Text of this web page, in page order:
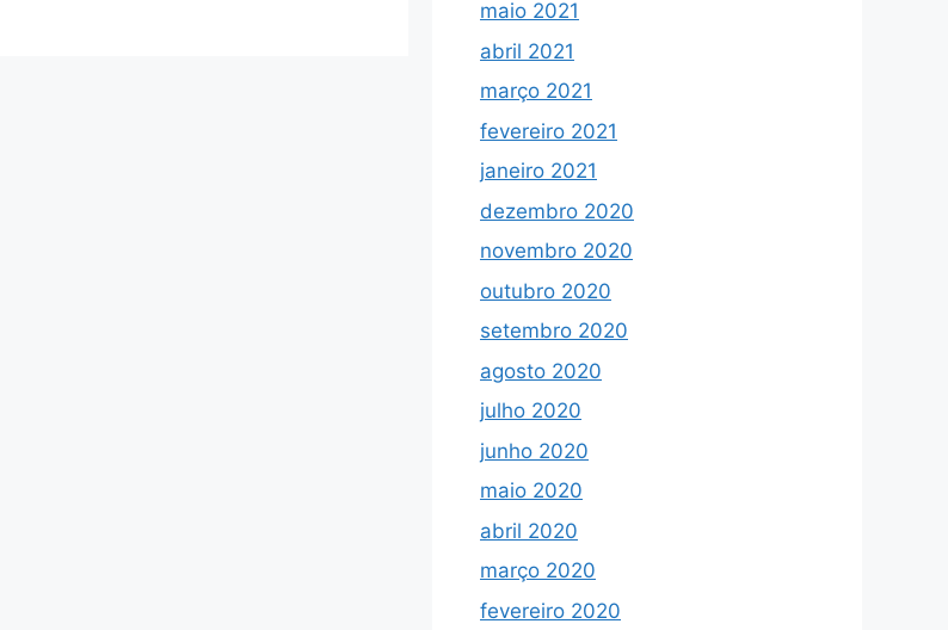
maio 2021
abril 2021
março 2021
fevereiro 2021
janeiro 2021
dezembro 2020
novembro 2020
outubro 2020
setembro 2020
agosto 2020
julho 2020
junho 2020
maio 2020
abril 2020
março 2020
fevereiro 2020